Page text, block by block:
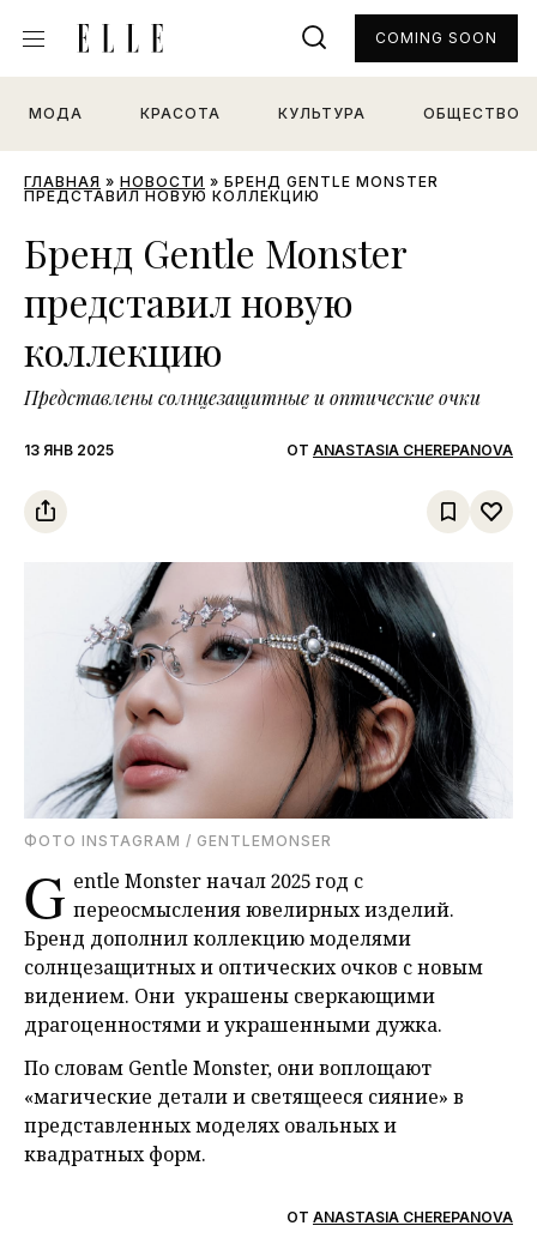
МОДА КРАСОТА КУЛЬТУРА ОБЩЕСТВО
COMING SOON
ГЛАВНАЯ » НОВОСТИ » БРЕНД GENTLE MONSTER
ПРЕДСТАВИЛ НОВУЮ КОЛЛЕКЦИЮ
Бренд Gentle Monster
представил новую
коллекцию
Представлены солнцезащитные и оптические очки
13 ЯНВ 2025 ОТ ANASTASIA CHEREPANOVA
ФОТО INSTAGRAM / GENTLEMONSER
G entle Monster начал 2025 год с
переосмысления ювелирных изделий.
Бренд дополнил коллекцию моделями
солнцезащитных и оптических очков с новым
видением. Они украшены сверкающими
драгоценностями и украшенными дужка.
По словам Gentle Monster, они воплощают
«магические детали и светящееся сияние» в
представленных моделях овальных и
квадратных форм.
ОТ ANASTASIA CHEREPANOVA